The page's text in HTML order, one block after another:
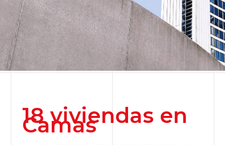
18 viviendas en
Camas